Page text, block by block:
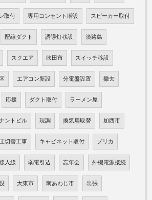
取付 専用コンセント増設 スピーカー取付
配線ダクト 誘導灯移設 淡路島
スクエア 吹田市 スイッチ移設
エアコン新設 分電盤設置 撤去
応援 ダクト取付 ラーメン屋
ントビル 現調 換気扇取替 加西市
切替工事 キャビネット取付 プリカ
入線 弱電引込 忘年会 外機電源接続
大東市 南あわじ市 出張